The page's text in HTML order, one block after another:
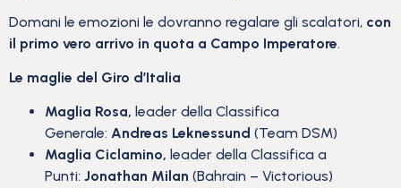
Domani le emozioni le dovranno regalare gli scalatori, con
il primo vero arrivo in quota a Campo Imperatore.
Le maglie del Giro d’Italia
Maglia Rosa, leader della Classifica
Generale: Andreas Leknessund (Team DSM)
Maglia Ciclamino, leader della Classifica a
Punti: Jonathan Milan (Bahrain – Victorious)